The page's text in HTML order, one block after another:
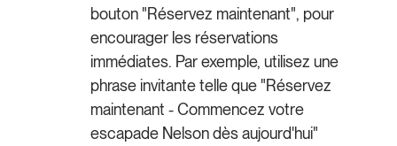
bouton "Réservez maintenant", pour
encourager les réservations
immédiates. Par exemple, utilisez une
phrase invitante telle que "Réservez
maintenant - Commencez votre
escapade Nelson dès aujourd'hui"